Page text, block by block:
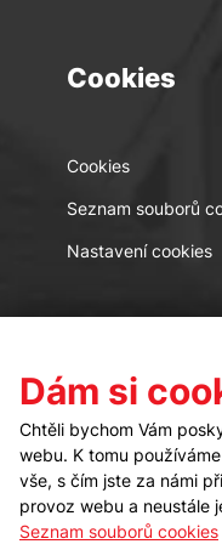
Cookies
Cookies
Seznam souborů
Nastavení cookies
Kontakt
Dám si
Chtěli bychom Vám
webu. K tomu
vše, s čím jste za námi
provoz webu a neustále
Seznam souborů cookies